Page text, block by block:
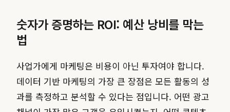
숫자가 증명하는 ROI: 예산 낭비를 막는
법
사업가에게 마케팅은 비용이 아닌 투자여야 합니다.
데이터 기반 마케팅의 가장 큰 장점은 모든 활동의 성
과를 측정하고 분석할 수 있다는 점입니다. 어떤 광고